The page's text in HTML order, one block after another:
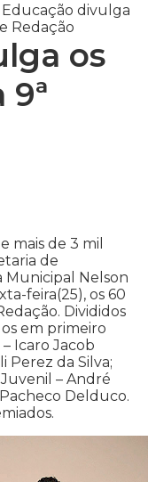
Educação divulga
Redação
os
de 3 mil
de
Municipal Nelson
feira(25), os 60
Divididos
em primeiro
Icaro Jacob
Perez da Silva;
– André
Delduco.